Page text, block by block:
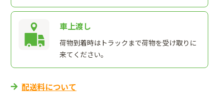
車上渡し
荷物到着時はトラックまで荷物を受け取りに
来てください。
配送料について